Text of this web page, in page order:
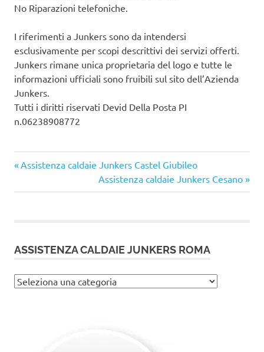
No Riparazioni telefoniche.
I riferimenti a Junkers sono da intendersi
esclusivamente per scopi descrittivi dei servizi offerti.
Junkers rimane unica proprietaria del logo e tutte le
informazioni ufficiali sono fruibili sul sito dell’Azienda
Junkers.
Tutti i diritti riservati Devid Della Posta PI
n.06238908772
Navigazione
articoli
Articolo
Assistenza caldaie Junkers Castel Giubileo
Articolo
successivo:
Assistenza caldaie Junkers Cesano
ASSISTENZA CALDAIE JUNKERS ROMA
Assistenza